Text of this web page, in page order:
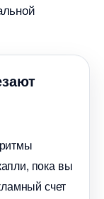
пока вы
счет